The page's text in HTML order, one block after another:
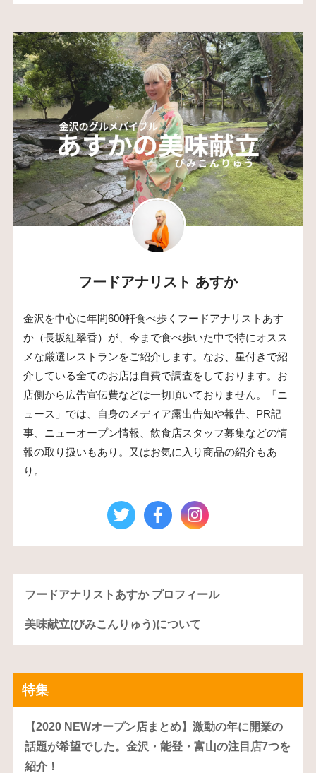
フードアナリスト あすか
金沢を中心に年間600軒食べ歩くフードアナリストあす
か（長坂紅翠香）が、今まで食べ歩いた中で特にオスス
メな厳選レストランをご紹介します。なお、星付きで紹
介している全てのお店は自費で調査をしております。お
店側から広告宣伝費などは一切頂いておりません。「ニ
ュース」では、自身のメディア露出告知や報告、PR記
事、ニューオープン情報、飲食店スタッフ募集などの情
報の取り扱いもあり。又はお気に入り商品の紹介もあ
り。
フードアナリストあすか プロフィール
美味献立(びみこんりゅう)について
特集
【2020 NEWオープン店まとめ】激動の年に開業の
話題が希望でした。金沢・能登・富山の注目店7つを
紹介！